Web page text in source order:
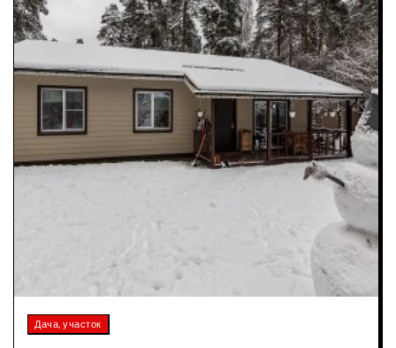
Дача, участок